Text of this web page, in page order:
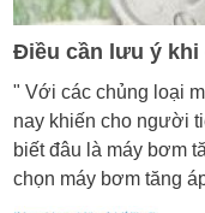
Điều cần lưu ý khi
" Với các chủng loại
nay khiến cho người
biết đâu là máy bơm
chọn máy bơm tăng